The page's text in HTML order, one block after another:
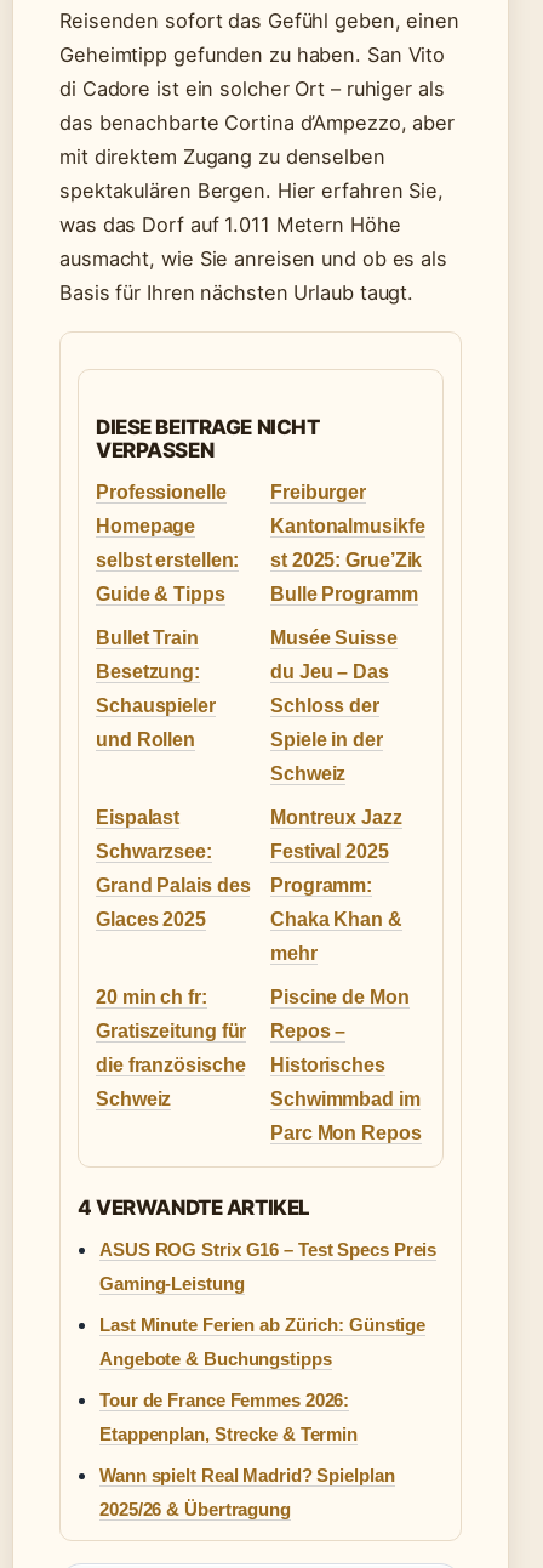
Reisenden sofort das Gefühl geben, einen
Geheimtipp gefunden zu haben. San Vito
di Cadore ist ein solcher Ort – ruhiger als
das benachbarte Cortina d’Ampezzo, aber
mit direktem Zugang zu denselben
spektakulären Bergen. Hier erfahren Sie,
was das Dorf auf 1.011 Metern Höhe
ausmacht, wie Sie anreisen und ob es als
Basis für Ihren nächsten Urlaub taugt.
DIESE BEITRAGE NICHT
VERPASSEN
Professionelle
Homepage
selbst erstellen:
Guide & Tipps
Freiburger
Kantonalmusikfe
st 2025: Grue’Zik
Bulle Programm
Bullet Train
Besetzung:
Schauspieler
und Rollen
Musée Suisse
du Jeu – Das
Schloss der
Spiele in der
Schweiz
Eispalast
Schwarzsee:
Grand Palais des
Glaces 2025
Montreux Jazz
Festival 2025
Programm:
Chaka Khan &
mehr
20 min ch fr:
Gratiszeitung für
die französische
Schweiz
Piscine de Mon
Repos –
Historisches
Schwimmbad im
Parc Mon Repos
4 VERWANDTE ARTIKEL
ASUS ROG Strix G16 – Test Specs Preis
Gaming-Leistung
Last Minute Ferien ab Zürich: Günstige
Angebote & Buchungstipps
Tour de France Femmes 2026:
Etappenplan, Strecke & Termin
Wann spielt Real Madrid? Spielplan
2025/26 & Übertragung